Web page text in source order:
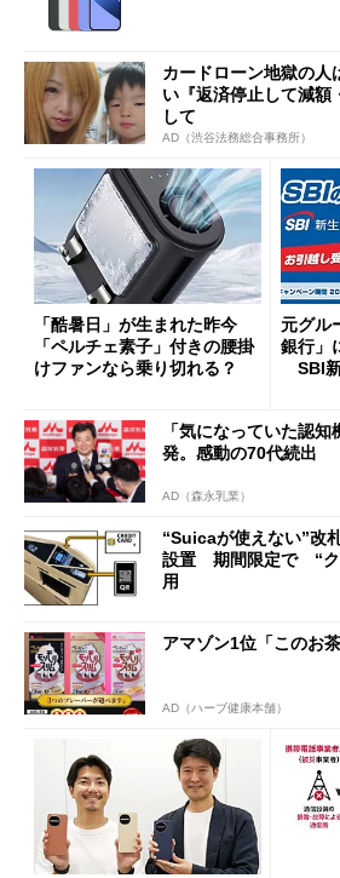
カードローン地獄の人
い『返済停止して減額
して
AD（渋谷法務総合事務所）
「酷暑日」が生まれた昨今
「ペルチェ素子」付きの腰掛
けファンなら乗り切れる？
元グル
銀行」
SBI
開催
「気になっていた認
発。感動の70代続出
AD（森永乳業）
“Suicaが使えない”改
設置 期間限定で “ク
用
アマゾン1位「このお
AD（ハーブ健康本舗）